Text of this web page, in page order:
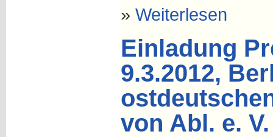
» Weiterlesen
Einladung
9.3.2012,
von Abl. e. V.